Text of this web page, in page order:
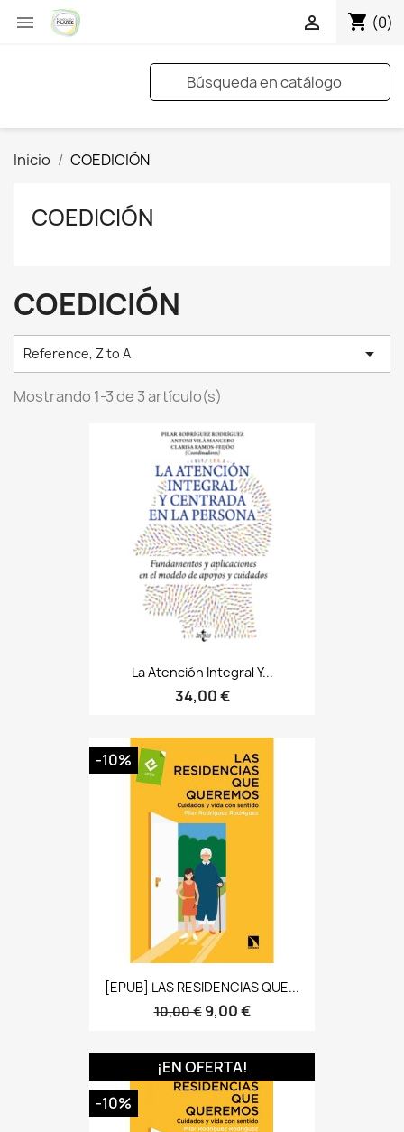
 shopping_cart (0)

Inicio COEDICIÓN
COEDICIÓN
COEDICIÓN
Reference, Z to A 
Mostrando 1-3 de 3 artículo(s)
La Atención Integral Y...
34,00 €
[ePUB] LAS RESIDENCIAS QUE...
10,00 € 9,00 €
-10%
¡EN OFERTA!
-10%